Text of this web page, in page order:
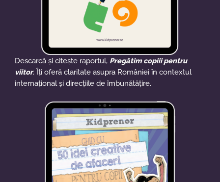
Descarcă și citește raportul, Pregătim copiii pentru
viitor. Îți oferă claritate asupra României în contextul
internațional și direcțiile de îmbunătățire.